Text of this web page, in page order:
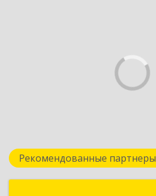
Рекомендованные партнеры